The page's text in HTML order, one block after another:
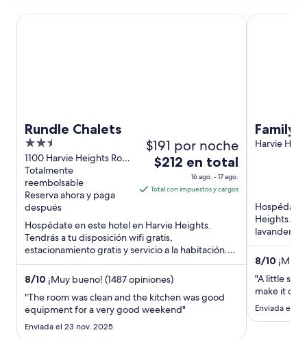
Rundle Chalets
2.5
out
of
5
1100 Harvie Heights Road
Harvie Heights AB
Totalmente
reembolsable
Reserva ahora y paga
después
$191 por noche
El
es
en
total
por
noche
16
$212 en total
16 ago. - 17 ago.
Total con impuestos y cargos
Hospédate en este hotel en Harvie Heights.
Tendrás a tu disposición wifi gratis,
estacionamiento gratis y servicio a la habitación.
Estarás muy cerca de atracciones ...
8/10 ¡Muy bueno! (1487 opiniones)
"The room was clean and the kitchen was good
equipment for a very good weekend"
Enviada el 23 nov. 2025
Rundle Chalets
Family-
Harvie
Hospédate
Heights.
lavandería
cerca de
8/10 ¡Muy
"A little
make it
Enviada el 12
Family-